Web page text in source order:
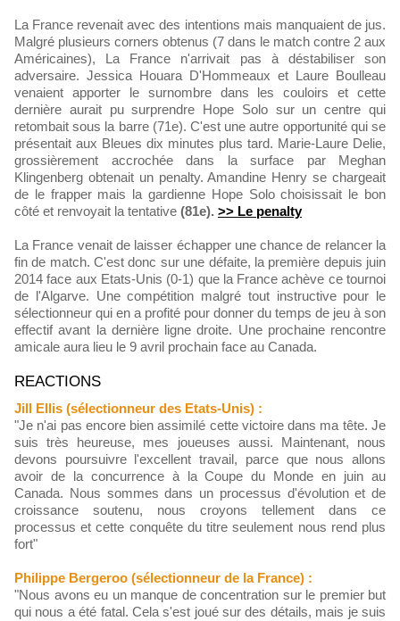
La France revenait avec des intentions mais manquaient de jus.
Malgré plusieurs corners obtenus (7 dans le match contre 2 aux
Américaines), La France n'arrivait pas à déstabiliser son
adversaire. Jessica Houara D'Hommeaux et Laure Boulleau
venaient apporter le surnombre dans les couloirs et cette
dernière aurait pu surprendre Hope Solo sur un centre qui
retombait sous la barre (71e). C'est une autre opportunité qui se
présentait aux Bleues dix minutes plus tard. Marie-Laure Delie,
grossièrement accrochée dans la surface par Meghan
Klingenberg obtenait un penalty. Amandine Henry se chargeait
de le frapper mais la gardienne Hope Solo choisissait le bon
côté et renvoyait la tentative (81e). >> Le penalty
La France venait de laisser échapper une chance de relancer la
fin de match. C'est donc sur une défaite, la première depuis juin
2014 face aux Etats-Unis (0-1) que la France achève ce tournoi
de l'Algarve. Une compétition malgré tout instructive pour le
sélectionneur qui en a profité pour donner du temps de jeu à son
effectif avant la dernière ligne droite. Une prochaine rencontre
amicale aura lieu le 9 avril prochain face au Canada.
REACTIONS
Jill Ellis (sélectionneur des Etats-Unis) :
"Je n'ai pas encore bien assimilé cette victoire dans ma tête. Je
suis très heureuse, mes joueuses aussi. Maintenant, nous
devons poursuivre l'excellent travail, parce que nous allons
avoir de la concurrence à la Coupe du Monde en juin au
Canada. Nous sommes dans un processus d'évolution et de
croissance soutenu, nous croyons tellement dans ce
processus et cette conquête du titre seulement nous rend plus
fort"
Philippe Bergeroo (sélectionneur de la France) :
"Nous avons eu un manque de concentration sur le premier but
qui nous a été fatal. Cela s'est joué sur des détails, mais je suis